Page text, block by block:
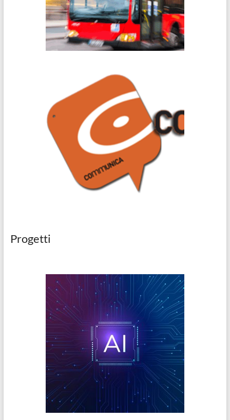
Progetti